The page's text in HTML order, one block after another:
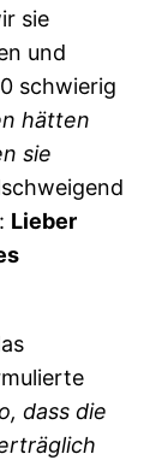
sie
und
schwierig
hätten
sie
Lieber
dass die